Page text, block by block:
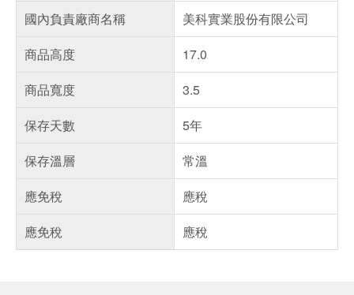
國內負責廠商名稱
美科實業股份有限公司
商品高度
17.0
商品寬度
3.5
保存天數
5年
保存溫層
常溫
應免稅
應稅
應免稅
應稅